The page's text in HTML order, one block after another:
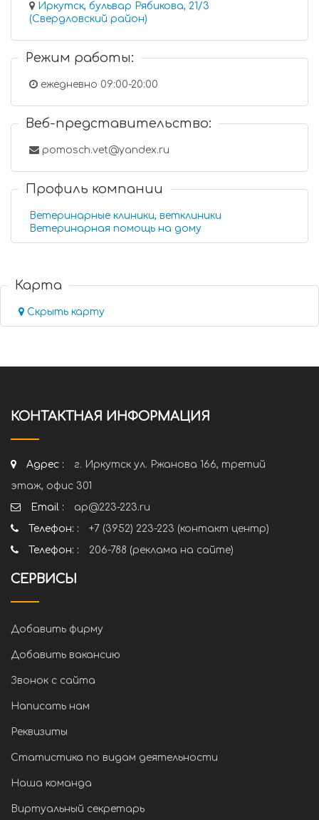
Иркутск, бульвар Рябикова, 21/3
(Свердловский район)
Режим работы:
ежедневно 09:00-20:00
Веб-представительство:
pomosch.vet@yandex.ru
Профиль компании
Ветеринарные клиники, ветклиники
Ветеринарная помощь на дому
Карта
Скрыть карту
КОНТАКТНАЯ ИНФОРМАЦИЯ
Адрес :
г. Иркутск ул. Ржанова 166, третий
этаж, офис 301
Email :
ap@223-223.ru
Телефон: :
+7 (3952) 223-223 (контакт центр)
Телефон: :
206-788 (реклама на сайте)
СЕРВИСЫ
Добавить фирму
Добавить вакансию
Звонок с сайта
Написать нам
Реквизиты
Статистика по видам деятельности
Наша команда
Виртуальный секретарь